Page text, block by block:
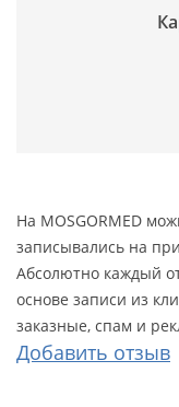
На MOSGORMED
записывались на
Абсолютно каждый
основе записи из
заказные, спам и
Добавить отзыв